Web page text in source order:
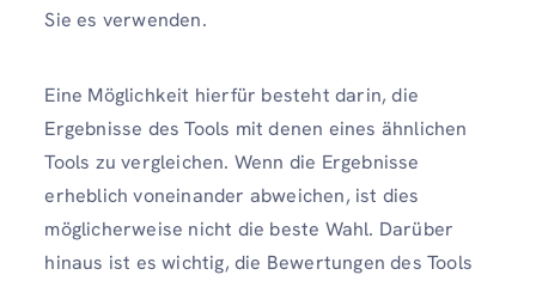
Sie es verwenden.
Eine Möglichkeit hierfür besteht darin, die
Ergebnisse des Tools mit denen eines ähnlichen
Tools zu vergleichen. Wenn die Ergebnisse
erheblich voneinander abweichen, ist dies
möglicherweise nicht die beste Wahl. Darüber
hinaus ist es wichtig, die Bewertungen des Tools